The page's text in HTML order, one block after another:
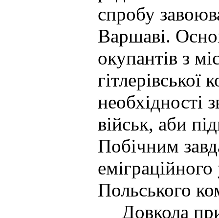
спробу
Варшаві.
окупантів з
гітлерівської
необхідності
військ, аби
Побічним
Польського
Довкола